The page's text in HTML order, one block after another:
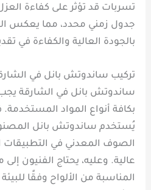
تسربات قد تؤثر على كفاءة
جدول زمني محدد، مما يعكس
بالجودة العالية والكفاءة في
تركيب ساندوتش بانل في
ساندوتش بانل في الشارقة
بكافة أنواع المواد
يُستخدم ساندوتش بانل
الصوف المعدني في التطبيقات
عالية. وعليه، يحتاج الفنيون إلى
المناسبة من الألواح وفقًا